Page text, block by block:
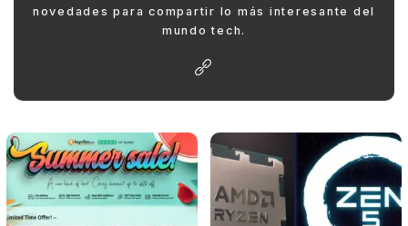
novedades para compartir lo más interesante del
mundo tech.